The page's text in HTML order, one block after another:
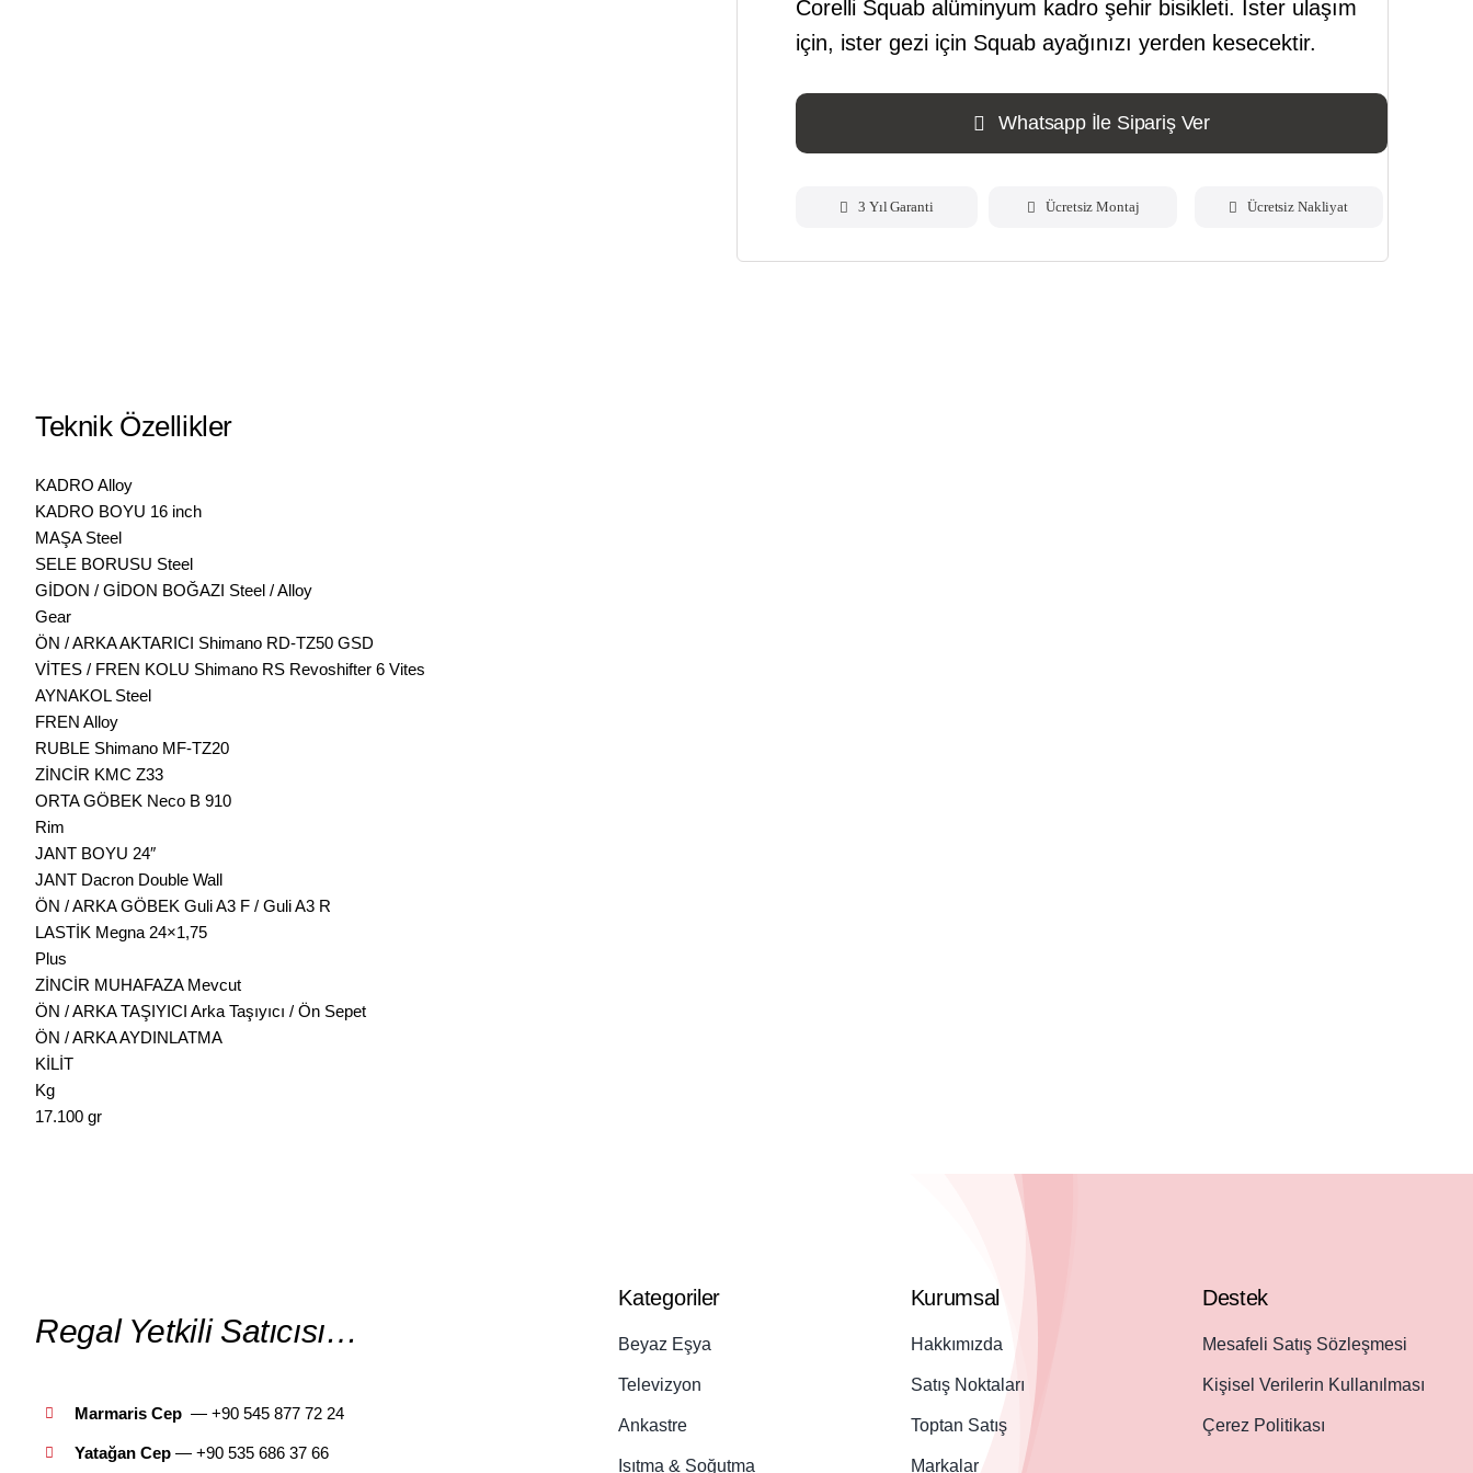
Corelli Squab alüminyum kadro şehir bisikleti. İster ulaşım
için, ister gezi için Squab ayağınızı yerden kesecektir.
Whatsapp İle Sipariş Ver
3 Yıl Garanti Ücretsiz Montaj Ücretsiz Nakliyat
Teknik Özellikler
KADRO Alloy
KADRO BOYU 16 inch
MAŞA Steel
SELE BORUSU Steel
GİDON / GİDON BOĞAZI Steel / Alloy
Gear
ÖN / ARKA AKTARICI Shimano RD-TZ50 GSD
VİTES / FREN KOLU Shimano RS Revoshifter 6 Vites
AYNAKOL Steel
FREN Alloy
RUBLE Shimano MF-TZ20
ZİNCİR KMC Z33
ORTA GÖBEK Neco B 910
Rim
JANT BOYU 24″
JANT Dacron Double Wall
ÖN / ARKA GÖBEK Guli A3 F / Guli A3 R
LASTİK Megna 24×1,75
Plus
ZİNCİR MUHAFAZA Mevcut
ÖN / ARKA TAŞIYICI Arka Taşıyıcı / Ön Sepet
ÖN / ARKA AYDINLATMA
KİLİT
Kg
17.100 gr
Regal Yetkili Satıcısı…
Marmaris Cep — +90 545 877 72 24
Yatağan Cep — +90 535 686 37 66
Kategoriler
Beyaz Eşya
Televizyon
Ankastre
Isıtma & Soğutma
Kurumsal
Hakkımızda
Satış Noktaları
Toptan Satış
Markalar
Destek
Mesafeli Satış Sözleşmesi
Kişisel Verilerin Kullanılması
Çerez Politikası